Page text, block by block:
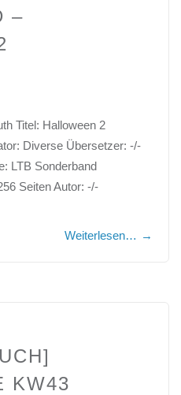
–
Titel: Halloween 2
Diverse Übersetzer: -/-
LTB Sonderband
Seiten Autor: -/-
Weiterlesen… →
KW43